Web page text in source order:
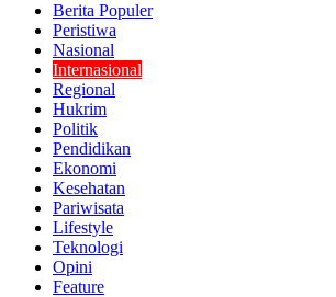
Berita Populer
Peristiwa
Nasional
Internasional
Regional
Hukrim
Politik
Pendidikan
Ekonomi
Kesehatan
Pariwisata
Lifestyle
Teknologi
Opini
Feature